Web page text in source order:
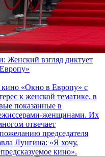
Женский взгляд диктует
кино «Окно в Европу» с
к женской тематике, в
показанные в
женщинами. Их
отвечает
председателя
Лунгина: «Я хочу,
кино».